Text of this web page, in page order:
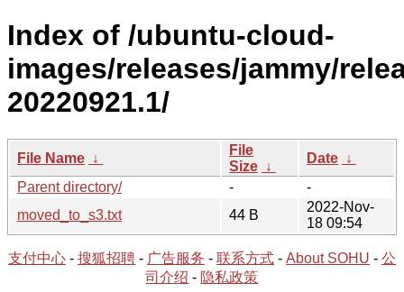
Index of /ubuntu-cloud-
images/releases/jammy/
20220921.1/
File Name ↓
File
Size ↓
Date ↓
Parent directory/
-
-
moved_to_s3.txt
44 B
2022-Nov-
18 09:54
支付中心 - 搜狐招聘 - 广告服务 - 联系方式 - About SOHU - 公
司介绍 - 隐私政策